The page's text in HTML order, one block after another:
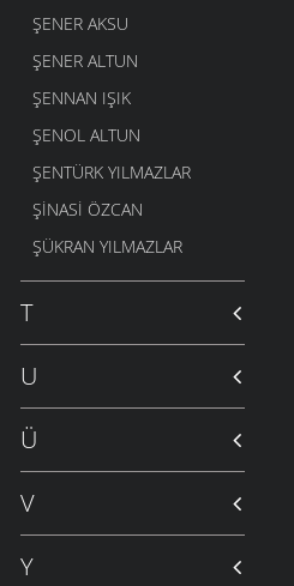
ŞENER AKSU
ŞENER ALTUN
ŞENNAN IŞIK
ŞENOL ALTUN
ŞENTÜRK YILMAZLAR
ŞINASI ÖZCAN
ŞÜKRAN YILMAZLAR
T
U
Ü
V
Y